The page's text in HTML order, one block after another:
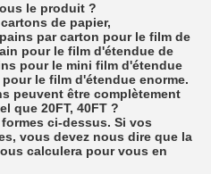
le produit ?
de papier,
par carton pour le film de
pour le film d'étendue de
pour le mini film d'étendue
le film d'étendue enorme.
peuvent être complètement
que 20FT, 40FT ?
ci-dessus. Si vos
vous devez nous dire que la
calculera pour vous en